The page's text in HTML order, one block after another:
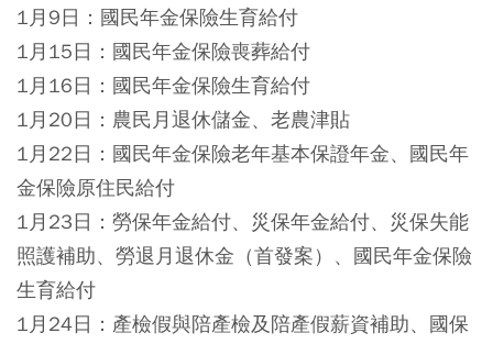
1月9日：國民年金保險生育給付
1月15日：國民年金保險喪葬給付
1月16日：國民年金保險生育給付
1月20日：農民月退休儲金、老農津貼
1月22日：國民年金保險老年基本保證年金、國民年
金保險原住民給付
1月23日：勞保年金給付、災保年金給付、災保失能
照護補助、勞退月退休金（首發案）、國民年金保險
生育給付
1月24日：產檢假與陪產檢及陪產假薪資補助、國保